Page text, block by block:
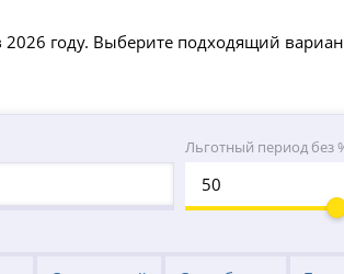
году. Выберите подходящий
Льготный период без